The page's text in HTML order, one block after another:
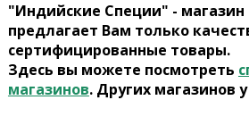
"Индийские Специи" -
предлагает Вам только
сертифицированные товары.
Здесь вы можете посмотреть
магазинов. Других магазинов